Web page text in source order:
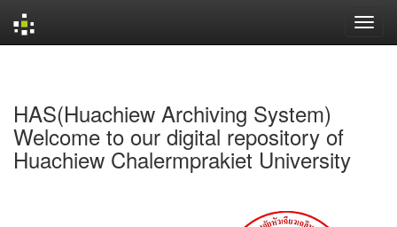
HAS(Huachiew Archiving System)
Welcome to our digital repository of
Huachiew Chalermprakiet University